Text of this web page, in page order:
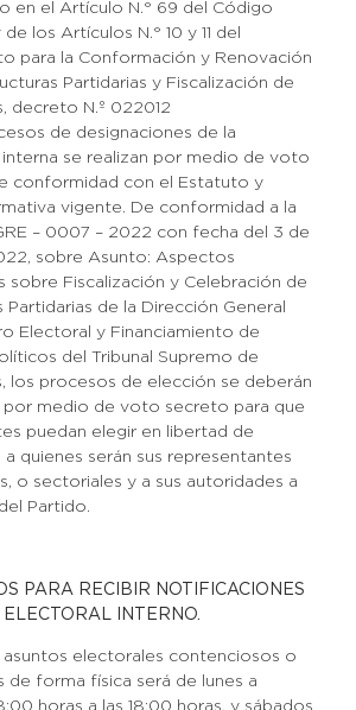
en el Artículo N.° 69 del Código
los Artículos N.° 10 y 11 del
para la Conformación y Renovación
Partidarias y Fiscalización de
decreto N.º 022012
de designaciones de la
se realizan por medio de voto
conformidad con el Estatuto y
vigente. De conformidad a la
– 0007 – 2022 con fecha del 3 de
sobre Asunto: Aspectos
sobre Fiscalización y Celebración de
Partidarias de la Dirección General
Electoral y Financiamiento de
del Tribunal Supremo de
los procesos de elección se deberán
por medio de voto secreto para que
puedan elegir en libertad de
a quienes serán sus representantes
o sectoriales y a sus autoridades a
Partido.
PARA RECIBIR NOTIFICACIONES
INTERNO.
asuntos electorales contenciosos o
de forma física será de lunes a
horas a las 18:00 horas, y sábados